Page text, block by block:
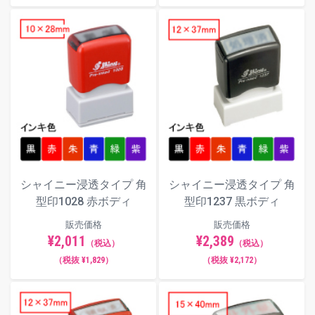
シャイニー浸透タイプ 角
型印1028 赤ボディ
販売価格
¥2,011
（税込）
（税抜 ¥1,829）
シャイニー浸透タイプ 角
型印1237 黒ボディ
販売価格
¥2,389 （税込）
（税抜 ¥2,172）